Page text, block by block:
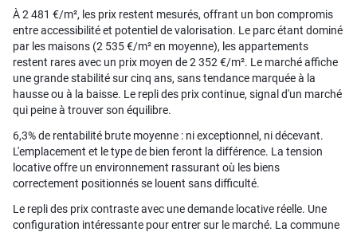
À 2 481 €/m², les prix restent mesurés, offrant un bon compromis
entre accessibilité et potentiel de valorisation. Le parc étant dominé
par les maisons (2 535 €/m² en moyenne), les appartements
restent rares avec un prix moyen de 2 352 €/m². Le marché affiche
une grande stabilité sur cinq ans, sans tendance marquée à la
hausse ou à la baisse. Le repli des prix continue, signal d'un marché
qui peine à trouver son équilibre.
6,3% de rentabilité brute moyenne : ni exceptionnel, ni décevant.
L'emplacement et le type de bien feront la différence. La tension
locative offre un environnement rassurant où les biens
correctement positionnés se louent sans difficulté.
Le repli des prix contraste avec une demande locative réelle. Une
configuration intéressante pour entrer sur le marché. La commune